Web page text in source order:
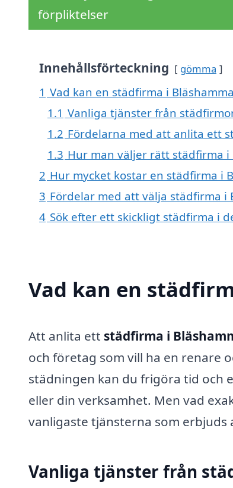
förpliktelser
Innehållsförteckning gömma
1 Vad kan en städfirma i
1.1 Vanliga tjänster från
1.2 Fördelarna med att anlita ett
1.3 Hur man väljer rätt städfirma i
2 Hur mycket kostar en städfirma i
3 Fördelar med att välja städfirma i
4 Sök efter ett skickligt städfirma i
Vad kan en
Att anlita ett städfirma i
och företag som vill ha en renare
städningen kan du frigöra tid och
eller din verksamhet. Men vad
vanligaste tjänsterna som
Vanliga tjänster från